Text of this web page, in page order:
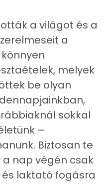
a világot és a
a
melyek
be olyan
sokkal
–
Biztosan te
nap végén csak
laktató fogásra